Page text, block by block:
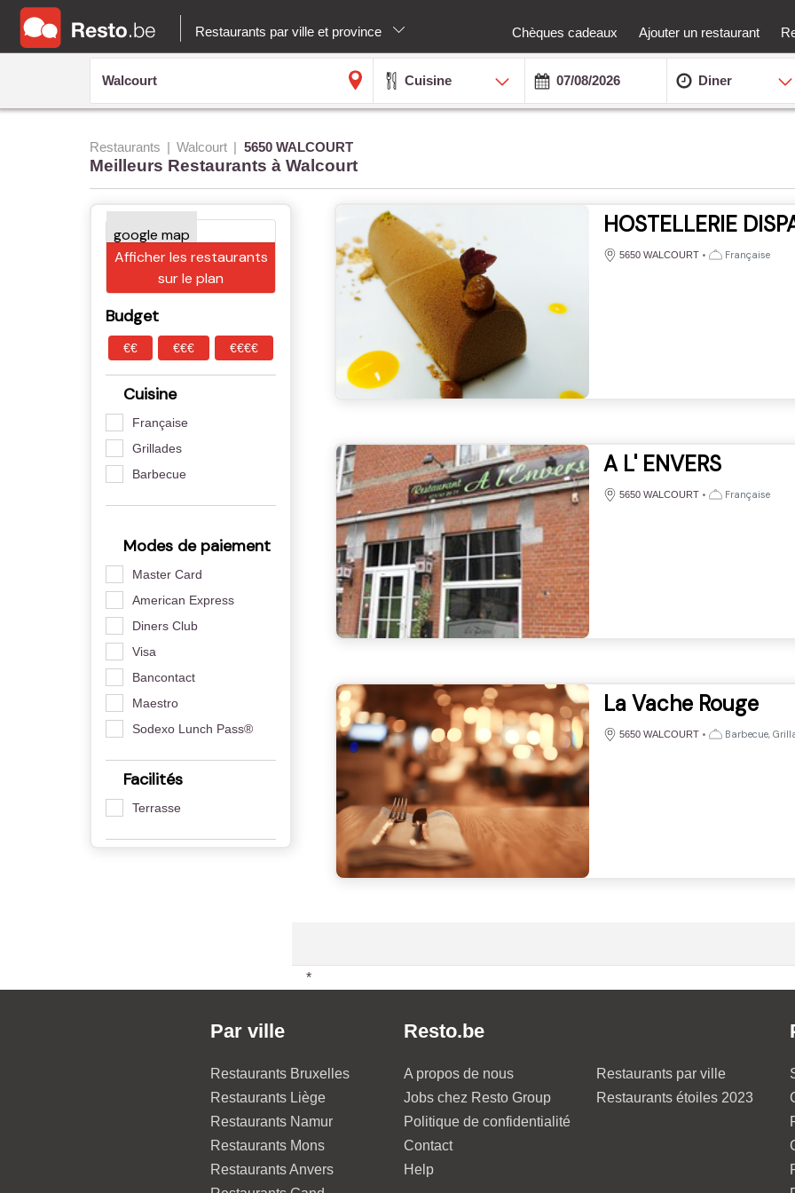
Restaurants par ville et province Chèques cadeaux Ajouter un restaurant
Cuisine Diner
Restaurants Walcourt 5650 WALCOURT
Meilleurs Restaurants à Walcourt
Afficher les restaurants
sur le plan
Budget
€€ €€€ €€€€
Cuisine
Française
Grillades
Barbecue
Modes de paiement
Master Card
American Express
Diners Club
Visa
Bancontact
Maestro
Sodexo Lunch Pass®
Facilités
Terrasse
HOSTELLERIE
5650 WALCOURT • Française
A L' ENVERS
5650 WALCOURT • Française
La Vache Rouge
5650 WALCOURT • Barbecue,
*
Par ville
Restaurants Bruxelles
Restaurants Liège
Restaurants Namur
Restaurants Mons
Restaurants Anvers
Resto.be
A propos de nous
Jobs chez Resto Group
Politique de confidentialité
Contact
Help
Restaurants par ville
Restaurants étoiles 2023